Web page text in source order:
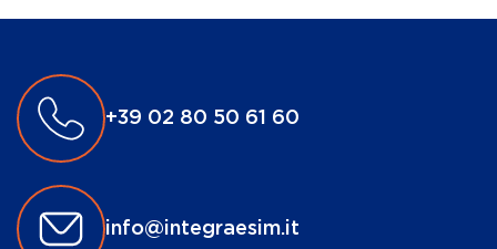
+39 02 80 50 61 60
info@integraesim.it